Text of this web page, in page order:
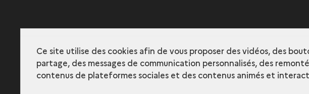
Ce site utilise des cookies afin de vous proposer des vidéos, des
partage, des messages de communication personnalisés, des
contenus de plateformes sociales et des contenus animés et